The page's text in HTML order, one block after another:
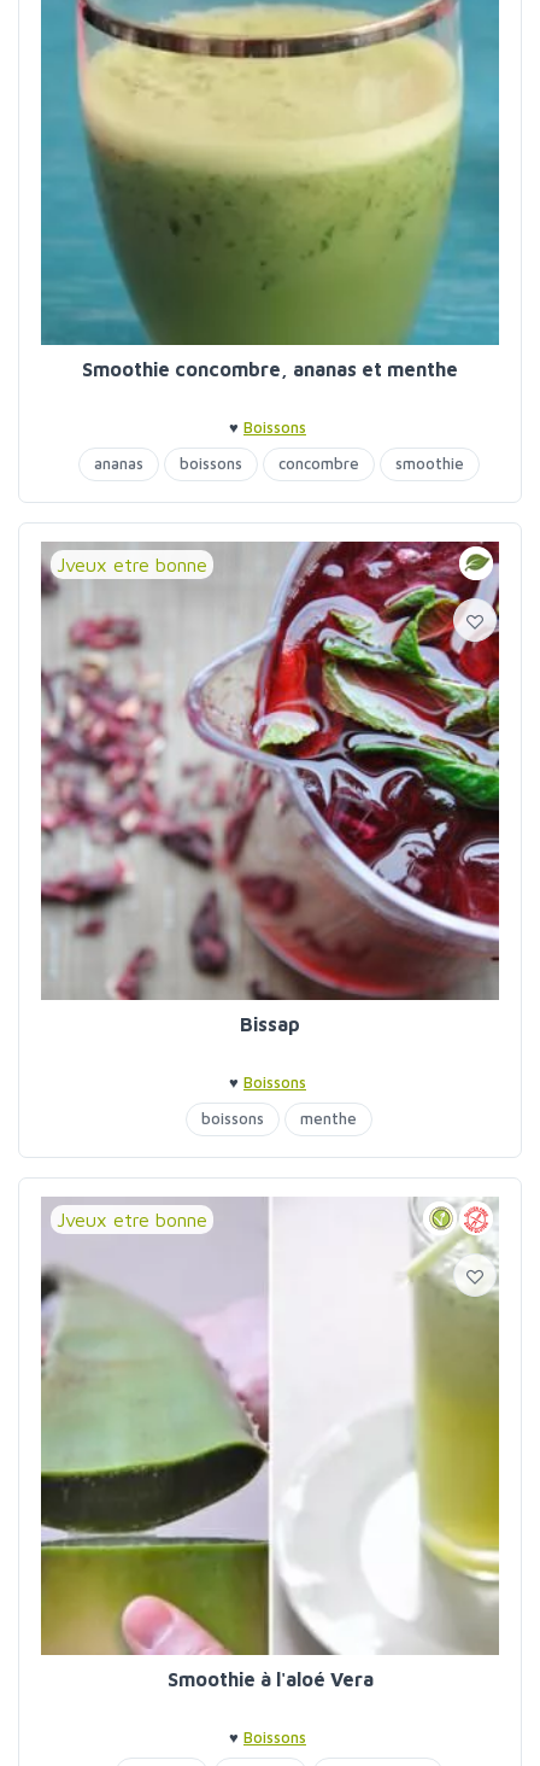
Smoothie concombre, ananas et menthe
♥ Boissons
ananas
boissons concombre smoothie
Jveux etre bonne
Bissap
♥ Boissons
boissons
menthe
Jveux etre bonne
Smoothie à l'aloé Vera
♥ Boissons